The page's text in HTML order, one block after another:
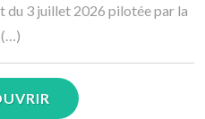
du 3 juillet 2026 pilotée par la
(…)